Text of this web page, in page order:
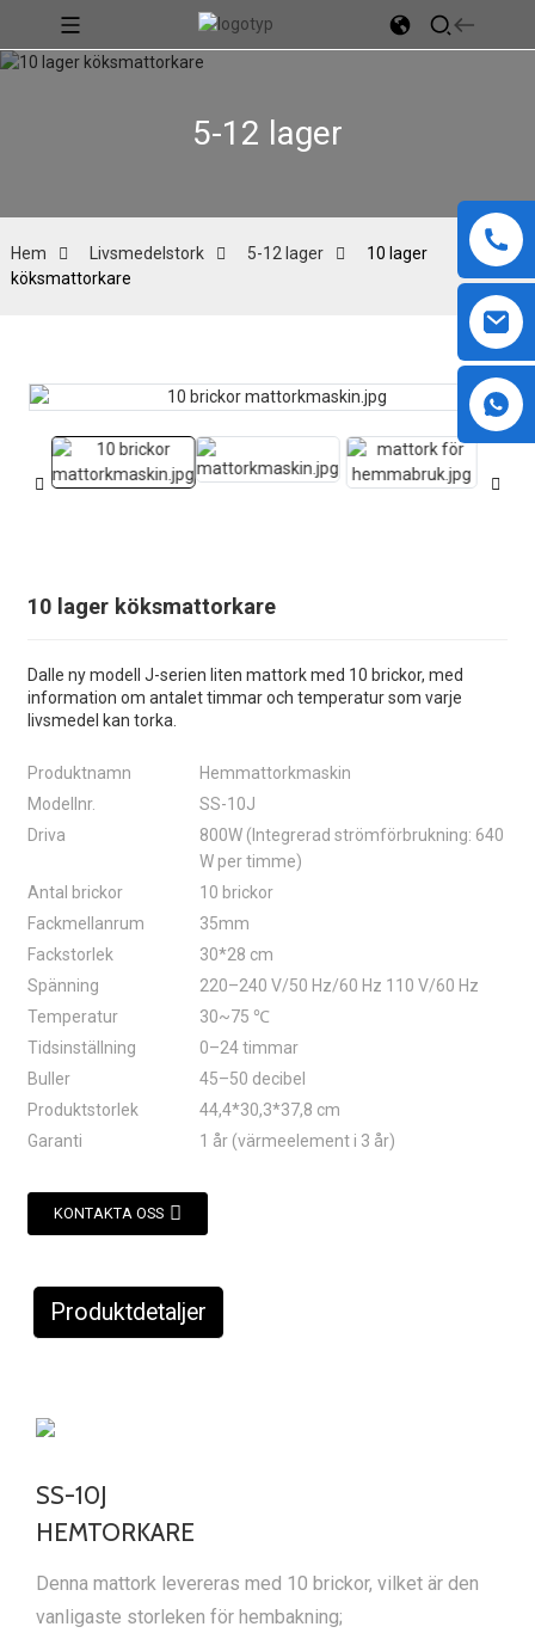
5-12 lager
Hem Livsmedelstork 5-12 lager
10 lager
köksmattorkare
10 lager köksmattorkare
Dalle ny modell J-serien liten mattork med 10 brickor, med
information om antalet timmar och temperatur som varje
livsmedel kan torka.
Produktnamn
Hemmattorkmaskin
Modellnr.
SS-10J
Driva
800W (Integrerad strömförbrukning: 640
W per timme)
Antal brickor
10 brickor
Fackmellanrum
35mm
Fackstorlek
30*28 cm
Spänning
220–240 V/50 Hz/60 Hz 110 V/60 Hz
Temperatur
30~75 ℃
Tidsinställning
0–24 timmar
Buller
45–50 decibel
Produktstorlek
44,4*30,3*37,8 cm
Garanti
1 år (värmeelement i 3 år)
KONTAKTA OSS
Produktdetaljer
SS-10J
HEMTORKARE
Denna mattork levereras med 10 brickor, vilket är den
vanligaste storleken för hembakning;